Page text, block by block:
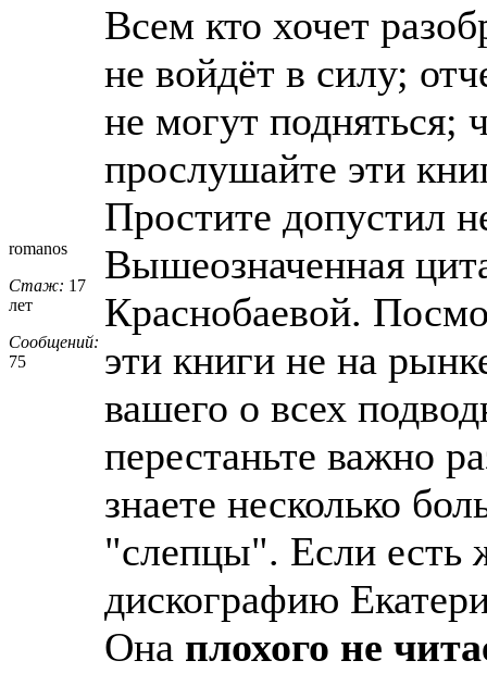
romanos
Стаж: 17
лет
Сообщений:
75
Всем кто хочет
не войдёт в силу;
не могут подняться;
прослушайте эти
Простите допустил
Вышеозначенная
Краснобаевой.
эти книги не на
вашего о всех
перестаньте важно
знаете несколько
"слепцы". Если есть
дискографию
Она плохого не